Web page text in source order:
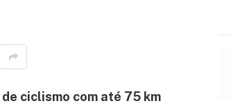
ciclismo com até 75 km